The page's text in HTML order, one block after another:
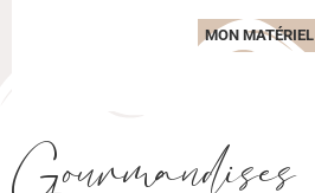
MON MATÉRIEL
Gourmandises